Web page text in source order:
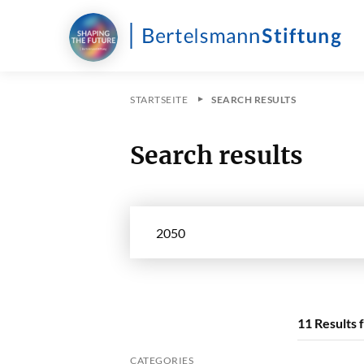
STARTSEITE SEARCH RESULTS
Search results
CATEGORIES
11 Results